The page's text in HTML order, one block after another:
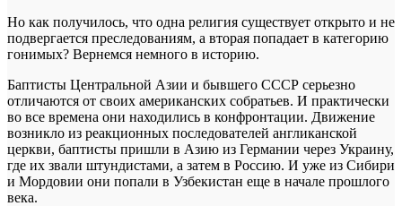
Но как получилось, что одна религия существует открыто и не
подвергается преследованиям, а вторая попадает в категорию
гонимых? Вернемся немного в историю.
Баптисты Центральной Азии и бывшего СССР серьезно
отличаются от своих американских собратьев. И практически
во все времена они находились в конфронтации. Движение
возникло из реакционных последователей англиканской
церкви, баптисты пришли в Азию из Германии через Украину,
где их звали штундистами, а затем в Россию. И уже из Сибири
и Мордовии они попали в Узбекистан еще в начале прошлого
века.